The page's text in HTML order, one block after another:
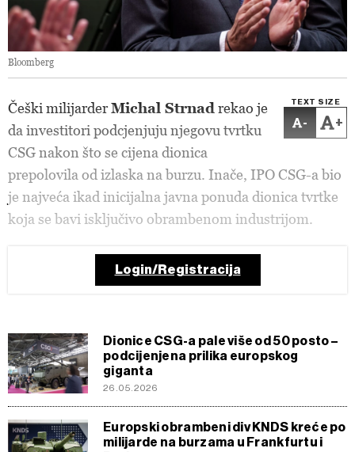
Bloomberg
TEXT SIZE
- +
Češki milijarderMichal Strnad rekao je
da investitori podcjenjuju njegovu tvrtku
CSG nakon što se cijena dionica
prepolovila od izlaska na burzu. Inače, IPO CSG-a bio
je najveća ikad inicijalna javna ponuda dionica tvrtke
koja se bavi isključivo obrambenom industrijom.
Login/Registracija
Dionice CSG-a pale više od 50 posto –
podcijenjena prilika europskog
giganta
26.05.2026
Europski obrambeni div KNDS kreće po
milijarde na burzama u Frankfurtu i